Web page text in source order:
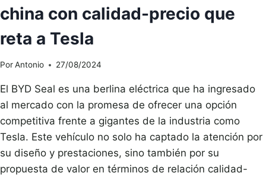
china con calidad-precio que
reta a Tesla
PorAntonio 27/08/2024
El BYD Seal es una berlina eléctrica que ha ingresado
al mercado con la promesa de ofrecer una opción
competitiva frente a gigantes de la industria como
Tesla. Este vehículo no solo ha captado la atención por
su diseño y prestaciones, sino también por su
propuesta de valor en términos de relación calidad-